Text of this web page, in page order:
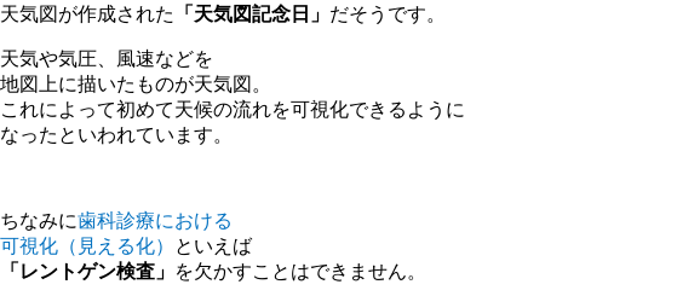
天気図が作成された
「天気図記念日」 だそうです。
天気や気圧、風速などを
地図上に描いたものが天気図。
これによって初めて天候の流れを可視化できるように
なったといわれています。
ちなみに歯科診療における
可視化（見える化）
といえば
「レントゲン検査」 を欠かすことはできません。